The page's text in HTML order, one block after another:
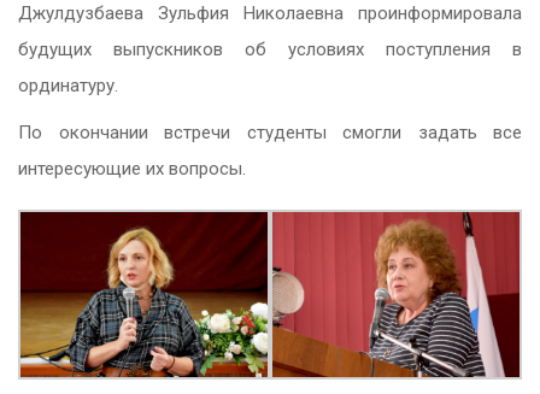
Джулдузбаева Зульфия Николаевна проинформировала
будущих выпускников об условиях поступления в
ординатуру.
По окончании встречи студенты смогли задать все
интересующие их вопросы.